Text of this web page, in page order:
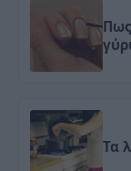
Τα